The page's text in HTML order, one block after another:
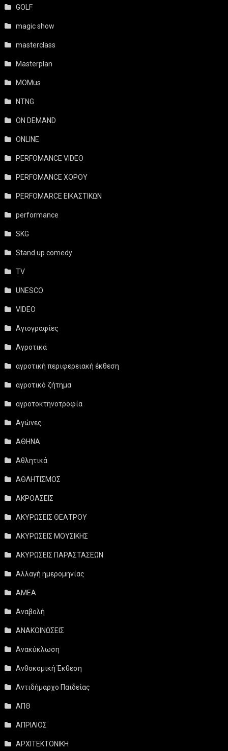
GOLF
magic show
masterclass
Masterplan
MOMus
NTNG
ON DEMAND
ONLINE
PERFOMANCE VIDEO
PERFOMANCE ΧΟΡΟΥ
PERFOMARCE ΕΙΚΑΣΤΙΚΩΝ
performance
SKG
Stand up comedy
TV
UNESCO
VIDEO
Αγιογραφίες
Αγροτικά
αγροτική περιφερειακή έκθεση
αγροτικό ζήτημα
αγροτοκτηνοτροφία
Αγώνες
ΑΘΗΝΑ
Αθλητικά
ΑΘΛΗΤΙΣΜΟΣ
ΑΚΡΟΑΣΕΙΣ
ΑΚΥΡΩΣΕΙΣ ΘΕΑΤΡΟΥ
ΑΚΥΡΩΣΕΙΣ ΜΟΥΣΙΚΗΣ
ΑΚΥΡΩΣΕΙΣ ΠΑΡΑΣΤΑΣΕΩΝ
Αλλαγή ημερομηνίας
ΑΜΕΑ
Αναβολή
ΑΝΑΚΟΙΝΩΣΕΙΣ
Ανακύκλωση
Ανθοκομική Έκθεση
Αντιδήμαρχο Παιδείας
ΑΠΘ
ΑΠΡΙΛΙΟΣ
ΑΡΧΙΤΕΚΤΟΝΙΚΗ